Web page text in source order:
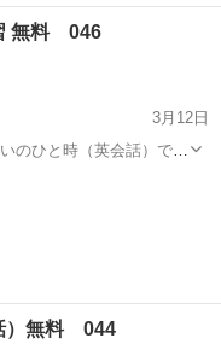
。 全て無料で、どの教
加方法： 学習したい教科書を選んで、...
無料 046
3月12日
のひと時（英会話）では
）無料 044